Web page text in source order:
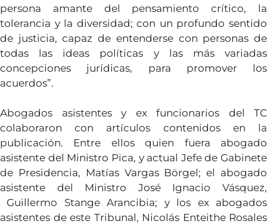
persona amante del pensamiento crítico, la
tolerancia y la diversidad; con un profundo sentido
de justicia, capaz de entenderse con personas de
todas las ideas políticas y las más variadas
concepciones jurídicas, para promover los
acuerdos”.
Abogados asistentes y ex funcionarios del TC
colaboraron con artículos contenidos en la
publicación. Entre ellos quien fuera abogado
asistente del Ministro Pica, y actual Jefe de Gabinete
de Presidencia, Matías Vargas Börgel; el abogado
asistente del Ministro José Ignacio Vásquez,
Guillermo Stange Arancibia; y los ex abogados
asistentes de este Tribunal, Nicolás Enteithe Rosales